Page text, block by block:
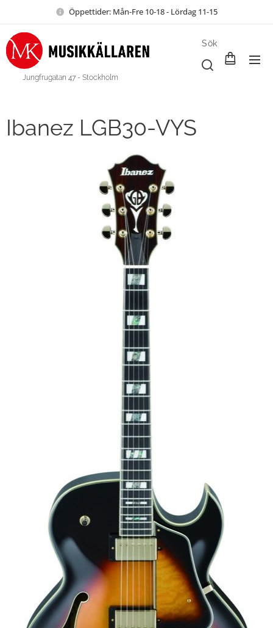
Öppettider: Mån-Fre 10-18 - Lördag 11-15
Jungfrugatan 47 - Stockholm
Sök
Ibanez LGB30-VYS